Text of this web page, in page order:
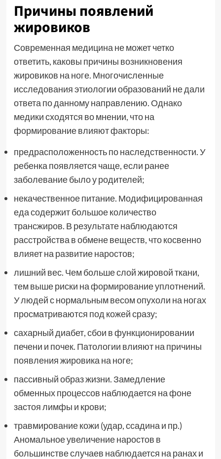
Причины появлений
жировиков
Современная медицина не может четко
ответить, каковы причины возникновения
жировиков на ноге. Многочисленные
исследования этиологии образований не дали
ответа по данному направлению. Однако
медики сходятся во мнении, что на
формирование влияют факторы:
предрасположенность по наследственности. У
ребенка появляется чаще, если ранее
заболевание было у родителей;
некачественное питание. Модифицированная
еда содержит большое количество
трансжиров. В результате наблюдаются
расстройства в обмене веществ, что косвенно
влияет на развитие наростов;
лишний вес. Чем больше слой жировой ткани,
тем выше риски на формирование уплотнений.
У людей с нормальным весом опухоли на ногах
просматриваются под кожей сразу;
сахарный диабет, сбои в функционировании
печени и почек. Патологии влияют на причины
появления жировика на ноге;
пассивный образ жизни. Замедление
обменных процессов наблюдается на фоне
застоя лимфы и крови;
травмирование кожи (удар, ссадина и пр.)
Аномальное увеличение наростов в
большинстве случаев наблюдается на ранах и